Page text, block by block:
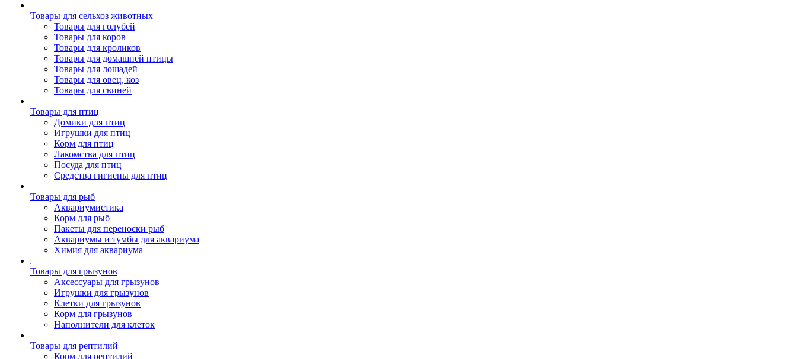
Товары для сельхоз животных
Товары для голубей
Товары для коров
Товары для кроликов
Товары для домашней птицы
Товары для лошадей
Товары для овец, коз
Товары для свиней
Товары для птиц
Домики для птиц
Игрушки для птиц
Корм для птиц
Лакомства для птиц
Посуда для птиц
Средства гигиены для птиц
Товары для рыб
Аквариумистика
Корм для рыб
Пакеты для переноски рыб
Аквариумы и тумбы для аквариума
Химия для аквариума
Товары для грызунов
Аксессуары для грызунов
Игрушки для грызунов
Клетки для грызунов
Корм для грызунов
Наполнители для клеток
Товары для рептилий
Корм для рептилий